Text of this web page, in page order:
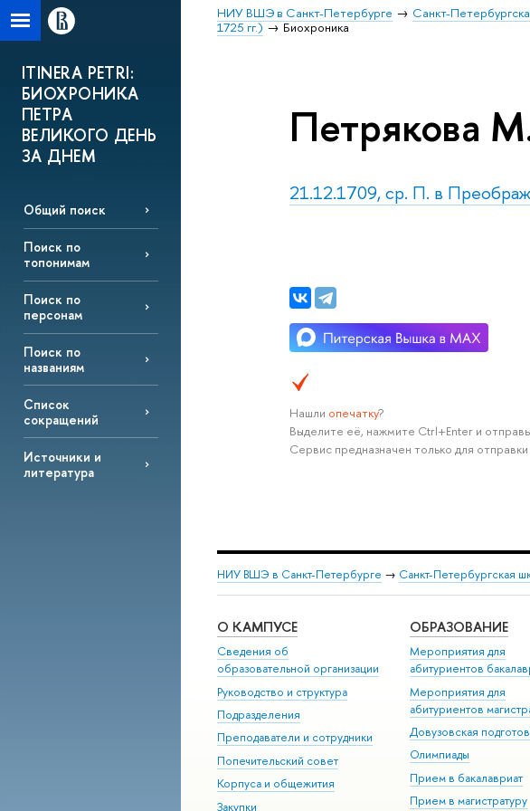
НИУ ВШЭ в Санкт-Петербурге Санкт-
1725 гг.)
Биохроника
ITINERA PETRI:
БИОХРОНИКА
ПЕТРА
ВЕЛИКОГО ДЕНЬ
ЗА ДНЕМ
Общий поиск
Поиск по
топонимам
Поиск по
персонам
Поиск по
названиям
Список
сокращений
Источники и
литература
Петрякова
21.12.1709, ср. П. в
Нашли опечатку?
Выделите её, нажмите Ctrl+Enter и
Сервис предназначен только для
НИУ ВШЭ в Санкт-Петербурге → Санкт-Петербургская
О КАМПУСЕ
Сведения об
образовательной организации
Руководство и структура
Подразделения
Преподаватели и сотрудники
Попечительский совет
Корпуса и общежития
Закупки
ОБРАЗОВАНИЕ
Мероприятия для
абитуриентов
Мероприятия для
абитуриентов
Довузовская
Олимпиады
Прием в бакалавриат
Прием в магистратуру